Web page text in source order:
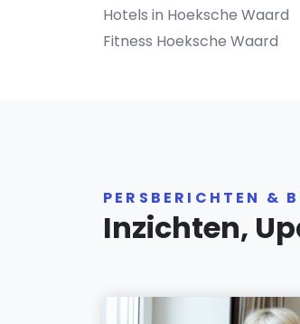
Hotels in Hoeksche Waard
Fitness Hoeksche Waard
PERSBERICHTEN &
Inzichten,